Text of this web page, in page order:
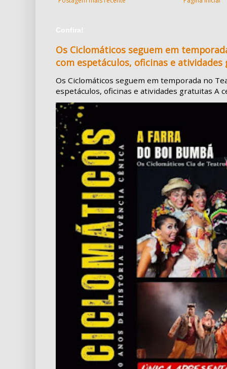
Confira!
Os Ciclomáticos seguem em
com espetáculos, oficinas e
Os Ciclomáticos seguem em temporada no
espetáculos, oficinas e atividades gratuitas A